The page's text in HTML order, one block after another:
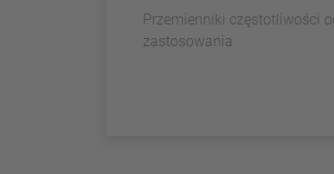
Przemienniki częstotliwości
zastosowania